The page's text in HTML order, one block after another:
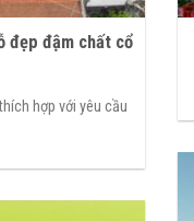
đẹp đậm chất cổ
hợp với yêu cầu